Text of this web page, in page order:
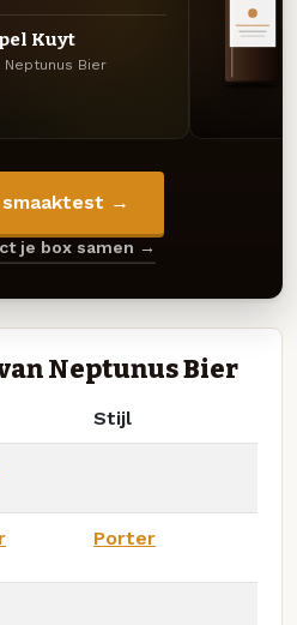
Kuyt
Neptunus Bier
smaaktest →
je box samen →
Neptunus Bier
Stijl
Porter